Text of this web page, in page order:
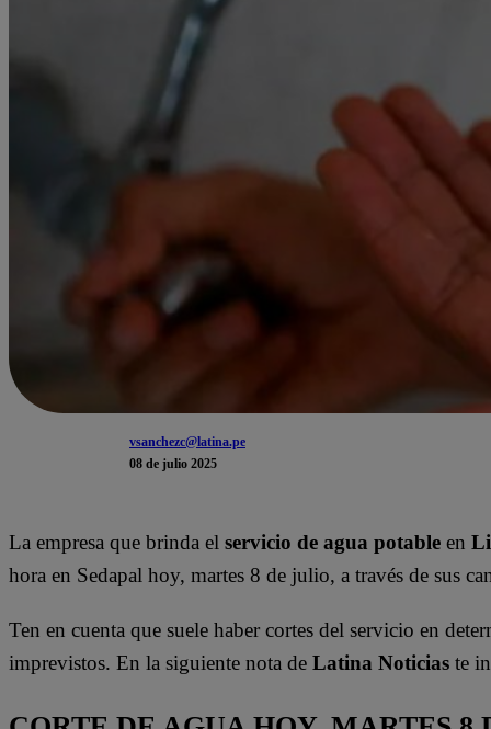
vsanchezc@latina.pe
08 de julio 2025
La empresa que brinda el servicio de agua potable en
hora en Sedapal hoy, martes 8 de julio, a través de sus
Ten en cuenta que suele haber cortes del servicio en
imprevistos. En la siguiente nota de Latina Noticias te